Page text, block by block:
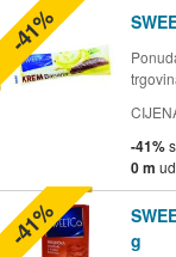
-41%
0 m
-41%
g
-41%